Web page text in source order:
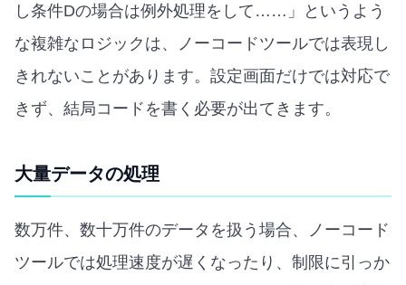
し条件Dの場合は例外処理をして……」というよう
な複雑なロジックは、ノーコードツールでは表現し
きれないことがあります。設定画面だけでは対応で
きず、結局コードを書く必要が出てきます。
大量データの処理
数万件、数十万件のデータを扱う場合、ノーコード
ツールでは処理速度が遅くなったり、制限に引っか